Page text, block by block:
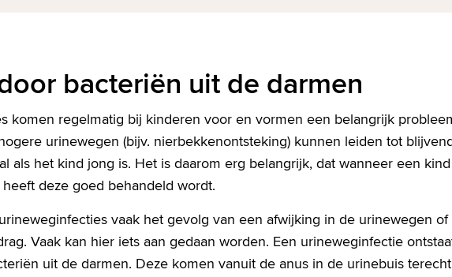
bacteriën uit de darmen
komen regelmatig bij kinderen voor en vormen een belangrijk
urinewegen (bijv. nierbekkenontsteking) kunnen leiden tot
als het kind jong is. Het is daarom erg belangrijk, dat wanneer een
deze goed behandeld wordt.
vaak het gevolg van een afwijking in de urinewegen of
Vaak kan hier iets aan gedaan worden. Een urineweginfectie
uit de darmen. Deze komen vanuit de anus in de urinebuis